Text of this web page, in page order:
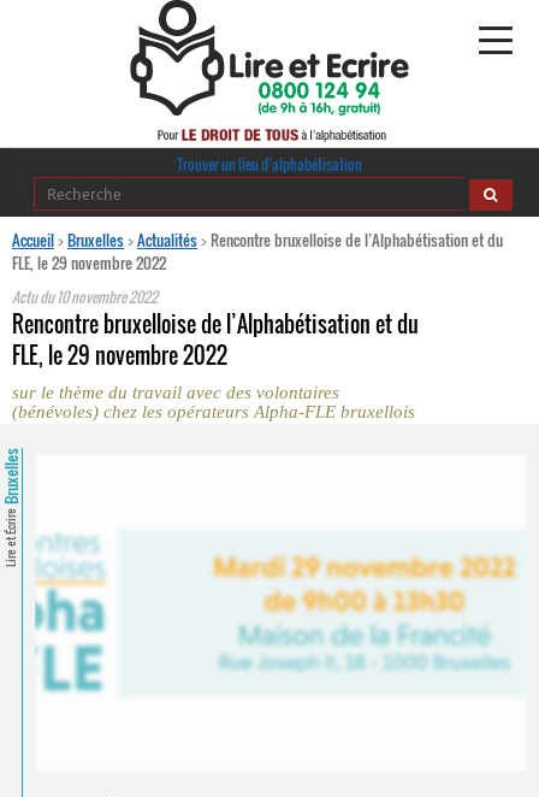
Alphabétisation
·
Ressources pédagogiques
Comprendre et parler
Bienvenue en Belgique
Trouver un lieu d’alphabétisation
Trouver un lieu d’alphabétisation
Accueil>Bruxelles>Actualités>Rencontre bruxelloise de l’Alphabétisation et du
FLE, le 29 novembre 2022
Actu du10 novembre 2022
Rencontre bruxelloise de l’Alphabétisation et du
FLE, le 29 novembre 2022
sur le thème du travail avec des volontaires
(bénévoles) chez les opérateurs Alpha-FLE bruxellois
Lire et Écrire
Bruxelles